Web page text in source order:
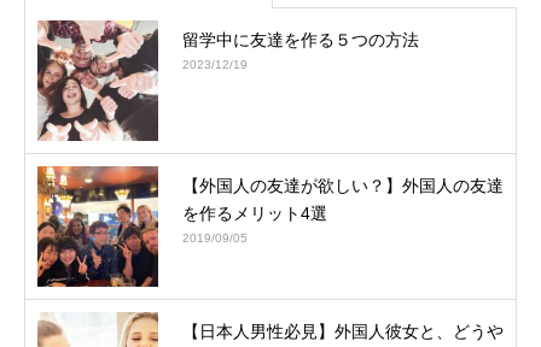
留学中に友達を作る５つの方法
2023/12/19
【外国人の友達が欲しい？】外国人の友達
を作るメリット4選
2019/09/05
【日本人男性必見】外国人彼女と、どうや